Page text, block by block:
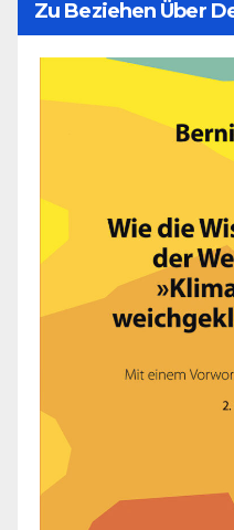
Zu Beziehen Über